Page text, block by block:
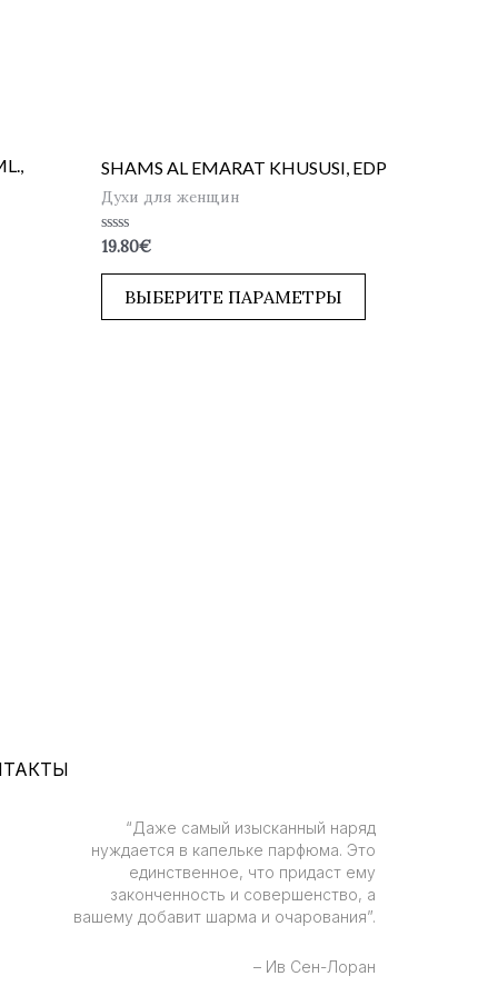
SHAMS AL EMARAT KHUSUSI, EDP
Духи для женщин
Оценка
из
19.80€
ВЫБЕРИТЕ ПАРАМЕТРЫ
“Даже самый изысканный наряд
нуждается в капельке парфюма. Это
единственное, что придаст ему
законченность и совершенство, а
вашему добавит шарма и очарования”.
– Ив Сен-Лоран